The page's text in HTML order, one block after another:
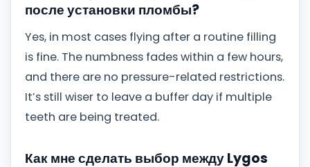
после установки пломбы?
Yes, in most cases flying after a routine filling
is fine. The numbness fades within a few hours,
and there are no pressure-related restrictions.
It’s still wiser to leave a buffer day if multiple
teeth are being treated.
Как мне сделать выбор между Lygos